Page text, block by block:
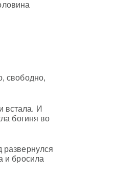
свободно,
встала. И
богиня во
развернулся
и бросила